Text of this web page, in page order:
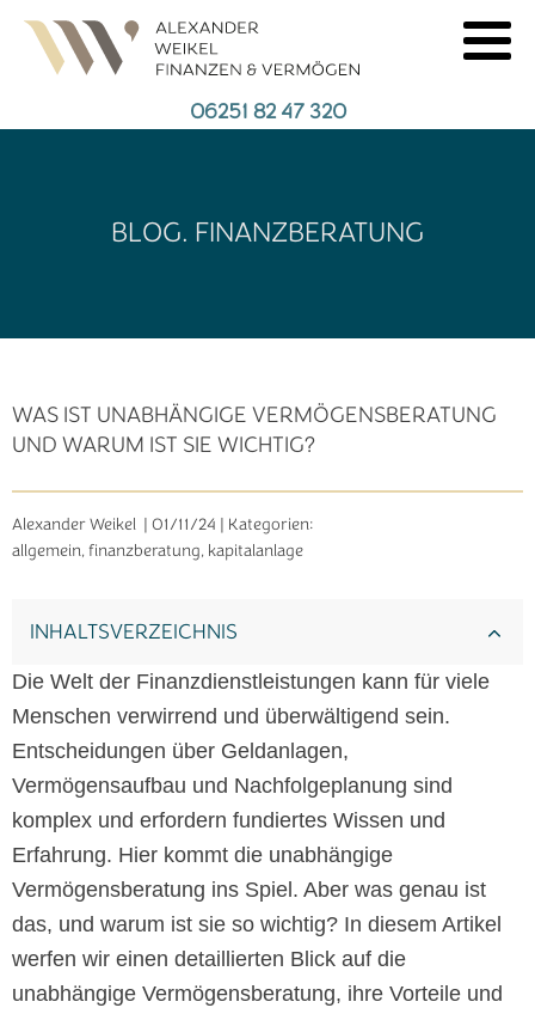
06251 82 47 320
BLOG. FINANZBERATUNG
WAS IST UNABHÄNGIGE VERMÖGENSBERATUNG
UND WARUM IST SIE WICHTIG?
Alexander Weikel | 01/11/24 | Kategorien:
allgemein, finanzberatung, kapitalanlage
INHALTSVERZEICHNIS
Die Welt der Finanzdienstleistungen kann für viele
Menschen verwirrend und überwältigend sein.
Entscheidungen über Geldanlagen,
Vermögensaufbau und Nachfolgeplanung sind
komplex und erfordern fundiertes Wissen und
Erfahrung. Hier kommt die unabhängige
Vermögensberatung ins Spiel. Aber was genau ist
das, und warum ist sie so wichtig? In diesem Artikel
werfen wir einen detaillierten Blick auf die
unabhängige Vermögensberatung, ihre Vorteile und